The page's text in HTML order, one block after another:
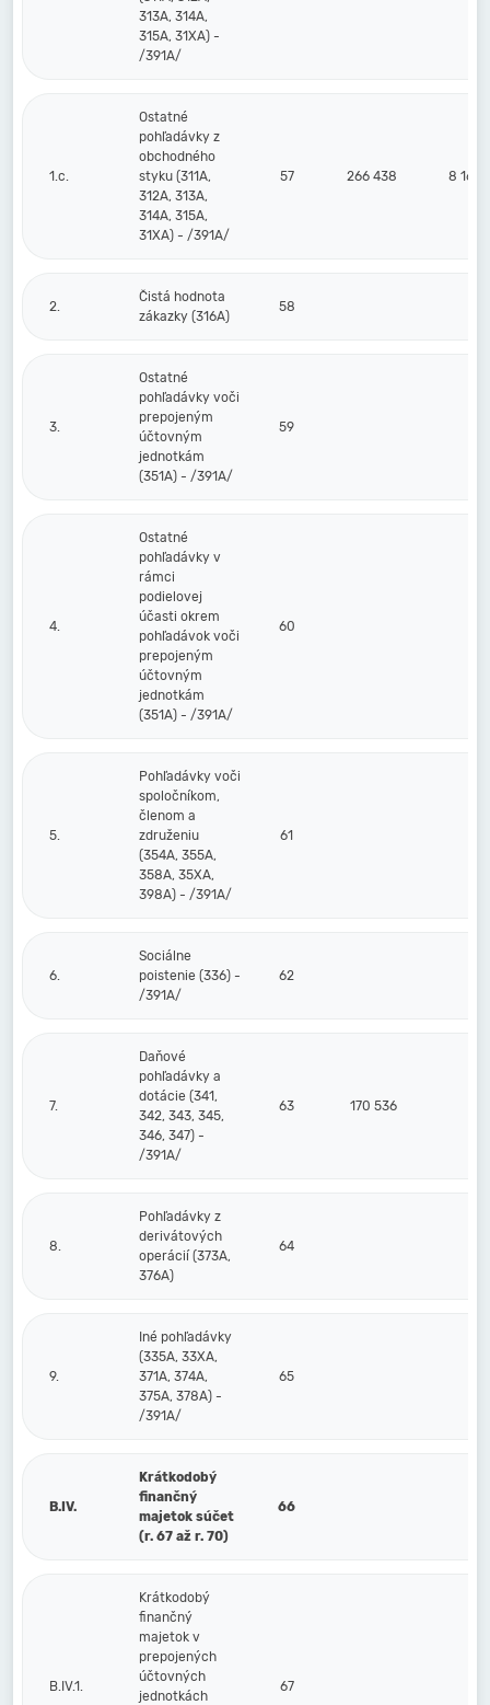
313A, 314A,
315A, 31XA) -
/391A/
1.c.
Ostatné
pohľadávky z
obchodného
styku (311A,
312A, 313A,
314A, 315A,
31XA) - /391A/
57 266 438 8 168
2.
Čistá hodnota
zákazky (316A)
58
3.
Ostatné
pohľadávky voči
prepojeným
účtovným
jednotkám
(351A) - /391A/
59
4.
Ostatné
pohľadávky v
rámci
podielovej
účasti okrem
pohľadávok voči
prepojeným
účtovným
jednotkám
(351A) - /391A/
60
5.
Pohľadávky voči
spoločníkom,
členom a
združeniu
(354A, 355A,
358A, 35XA,
398A) - /391A/
61
6.
Sociálne
poistenie (336) -
/391A/
62
7.
Daňové
pohľadávky a
dotácie (341,
342, 343, 345,
346, 347) -
/391A/
63 170 536
8.
Pohľadávky z
derivátových
operácií (373A,
376A)
64
9.
Iné pohľadávky
(335A, 33XA,
371A, 374A,
375A, 378A) -
/391A/
65
B.IV.
Krátkodobý
finančný
majetok súčet
(r. 67 až r. 70)
66
B.IV.1.
Krátkodobý
finančný
majetok v
prepojených
účtovných
jednotkách
67